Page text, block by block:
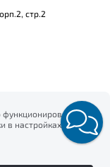
стр.2
в настройках
вы соглашаетесь